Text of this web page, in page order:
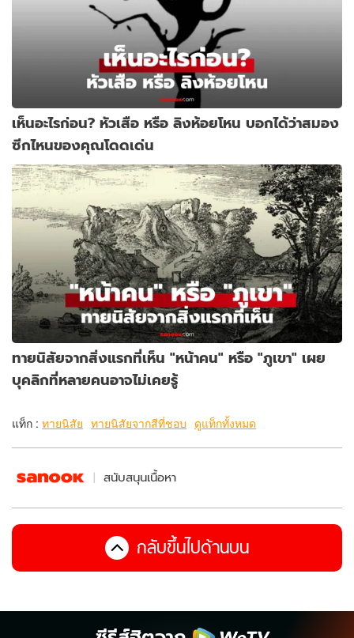
เห็นอะไรก่อน? หัวเสือ หรือ ลิงห้อยโหน บอกได้ว่าสมอง
ซีกไหนของคุณโดดเด่น
ทายนิสัยจากสิ่งแรกที่เห็น "หน้าคน" หรือ "ภูเขา" เผย
บุคลิกที่หลายคนอาจไม่เคยรู้
แท็ก : ทายนิสัย ทายนิสัยจากสีที่ชอบ ดูแท็กทั้งหมด
สนับสนุนเนื้อหา
กลับขึ้นไปด้านบน